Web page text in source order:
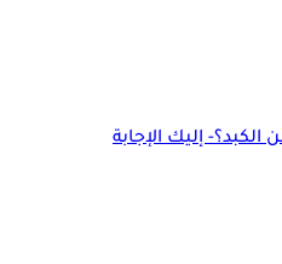
إليك الإجابة